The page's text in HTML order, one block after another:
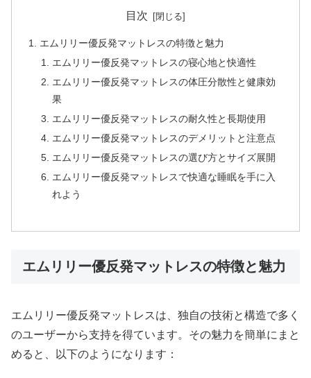
目次
エムリリー優反発マットレスの特徴と魅力
エムリリー優反発マットレスの寝心地と快適性
エムリリー優反発マットレスの体圧分散性と健康効
果
エムリリー優反発マットレスの耐久性と長期使用
エムリリー優反発マットレスのデメリットと注意点
エムリリー優反発マットレスの選び方とサイズ展開
エムリリー優反発マットレスで快適な睡眠を手に入
れよう
エムリリー優反発マットレスの特徴と魅力
エムリリー優反発マットレスは、独自の技術と構造で多く
のユーザーから支持を得ています。その魅力を簡単にまと
めると、以下のようになります：